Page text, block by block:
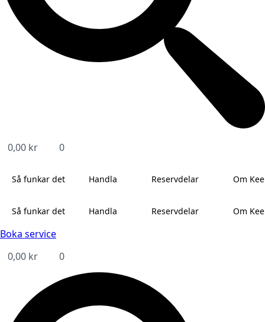
0,00 kr 0
Så funkar det Handla Reservdelar Om
Så funkar det Handla Reservdelar Om
Boka service
0,00 kr 0